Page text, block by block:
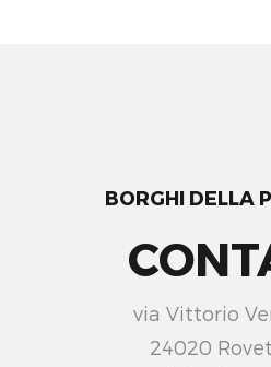
BORGHI DELLA
via Vittorio
24020